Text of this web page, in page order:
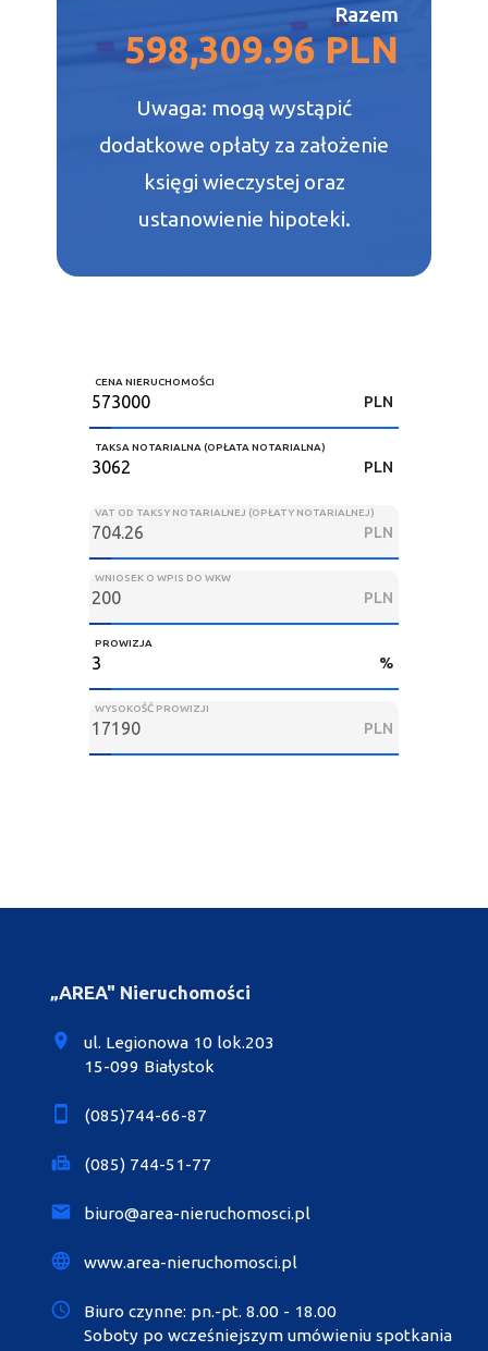
Razem
598,309.96 PLN
Uwaga: mogą wystąpić
dodatkowe opłaty za założenie
księgi wieczystej oraz
ustanowienie hipoteki.
CENA NIERUCHOMOŚCI
PLN
TAKSA NOTARIALNA (OPŁATA NOTARIALNA)
PLN
VAT OD TAKSY NOTARIALNEJ (OPŁATY NOTARIALNEJ)
PLN
WNIOSEK O WPIS DO WKW
PLN
PROWIZJA
%
WYSOKOŚĆ PROWIZJI
PLN
„AREA" Nieruchomości
ul. Legionowa 10 lok.203
15-099 Białystok
(085)744-66-87
(085) 744-51-77
biuro@area-nieruchomosci.pl
www.area-nieruchomosci.pl
Biuro czynne: pn.-pt. 8.00 - 18.00
Soboty po wcześniejszym umówieniu spotkania